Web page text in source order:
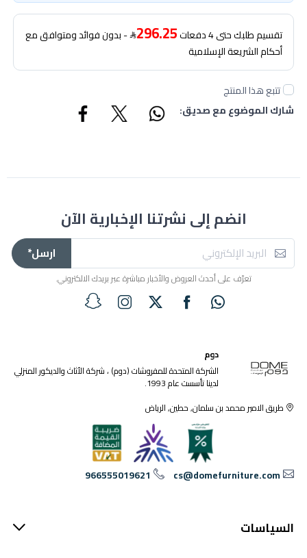
تقسيم طلبك حتى 4 دفعات 296.25 - بدون فوائد ومتوافق مع
أحكام الشريعة الإسلامية
تتبع هذا المنتج
شارك الموضوع مع صديق:
انضم إلى نشرتنا الإخبارية الآن
ارسل*
تعرّف على أحدث العروض والأخبار مباشرة عبر بريدك الالكتروني.
دوم
الشركة المتحدة للمفروشات (دوم) ، شركة الأثاث والديكور المنزلي
لدينا تأسست عام 1993.
طريق الامير محمد بن سلمان, حطين, الرياض
cs@domefurniture.com
966555019621
السياسات